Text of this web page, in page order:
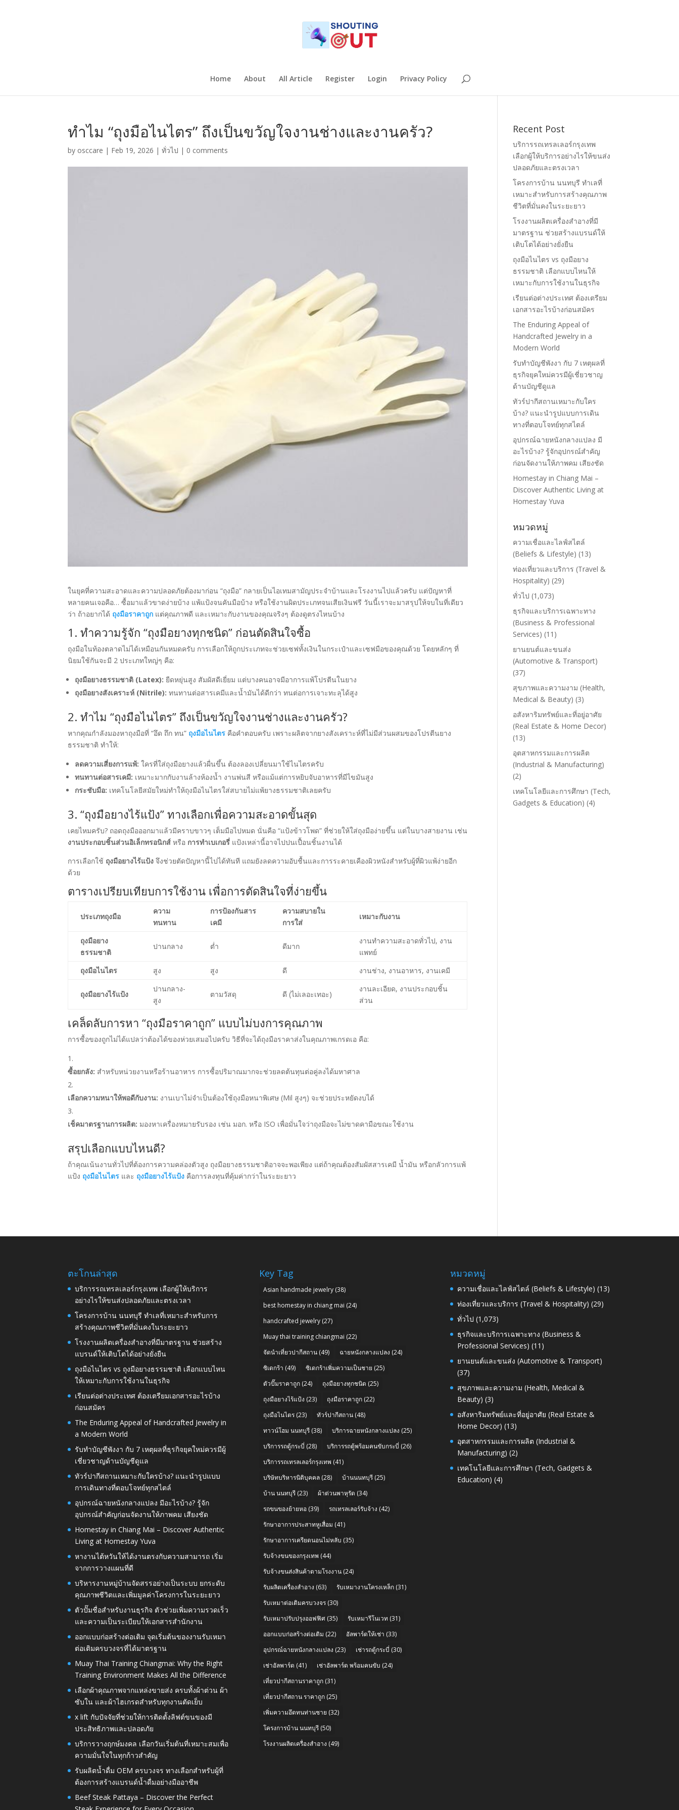
Home About All Article Register Login Privacy Policy
ทำไม “ถุงมือไนไตร” ถึงเป็นขวัญใจงานช่างและงานครัว?
by osccare | Feb 19, 2026 |ทั่วไป | 0 comments
ในยุคที่ความสะอาดและความปลอดภัยต้องมาก่อน “ถุงมือ” กลายเป็นไอเทมสามัญประจำบ้านและโรงงานไปแล้วครับ แต่ปัญหาที่
หลายคนเจอคือ… ซื้อมาแล้วขาดง่ายบ้าง แพ้แป้งจนคันมือบ้าง หรือใช้งานผิดประเภทจนเสียเงินฟรี วันนี้เราจะมาสรุปให้จบในที่เดียว
ว่า ถ้าอยากได้ ถุงมือราคาถูก แต่คุณภาพดี และเหมาะกับงานของคุณจริงๆ ต้องดูตรงไหนบ้าง
1. ทำความรู้จัก “ถุงมือยางทุกชนิด” ก่อนตัดสินใจซื้อ
ถุงมือในท้องตลาดไม่ได้เหมือนกันหมดครับ การเลือกให้ถูกประเภทจะช่วยเซฟทั้งเงินในกระเป๋าและเซฟมือของคุณด้วย โดยหลักๆ ที่
นิยมใช้กันจะมี 2 ประเภทใหญ่ๆ คือ:
ถุงมือยางธรรมชาติ (Latex): ยืดหยุ่นสูง สัมผัสดีเยี่ยม แต่บางคนอาจมีอาการแพ้โปรตีนในยาง
ถุงมือยางสังเคราะห์ (Nitrile): ทนทานต่อสารเคมีและน้ำมันได้ดีกว่า ทนต่อการเจาะทะลุได้สูง
2. ทำไม “ถุงมือไนไตร” ถึงเป็นขวัญใจงานช่างและงานครัว?
หากคุณกำลังมองหาถุงมือที่ “อึด ถึก ทน” ถุงมือไนไตร คือคำตอบครับ เพราะผลิตจากยางสังเคราะห์ที่ไม่มีส่วนผสมของโปรตีนยาง
ธรรมชาติ ทำให้:
ลดความเสี่ยงการแพ้: ใครที่ใส่ถุงมือยางแล้วผื่นขึ้น ต้องลองเปลี่ยนมาใช้ไนไตรครับ
ทนทานต่อสารเคมี: เหมาะมากกับงานล้างห้องน้ำ งานพ่นสี หรือแม้แต่การหยิบจับอาหารที่มีไขมันสูง
กระชับมือ: เทคโนโลยีสมัยใหม่ทำให้ถุงมือไนไตรใส่สบายไม่แพ้ยางธรรมชาติเลยครับ
3. “ถุงมือยางไร้แป้ง” ทางเลือกเพื่อความสะอาดขั้นสุด
เคยไหมครับ? ถอดถุงมือออกมาแล้วมีคราบขาวๆ เต็มมือไปหมด นั่นคือ “แป้งข้าวโพด” ที่ช่วยให้ใส่ถุงมือง่ายขึ้น แต่ในบางสายงาน เช่น
งานประกอบชิ้นส่วนอิเล็กทรอนิกส์ หรือ การทำเบเกอรี่ แป้งเหล่านี้อาจไปปนเปื้อนชิ้นงานได้
การเลือกใช้ ถุงมือยางไร้แป้ง จึงช่วยตัดปัญหานี้ไปได้ทันที แถมยังลดความอับชื้นและการระคายเคืองผิวหนังสำหรับผู้ที่ผิวแพ้ง่ายอีก
ด้วย
ตารางเปรียบเทียบการใช้งาน เพื่อการตัดสินใจที่ง่ายขึ้น
ประเภทถุงมือ
ความ
ทนทาน
การป้องกันสาร
เคมี
ความสบายใน
การใส่
เหมาะกับงาน
ถุงมือยาง
ธรรมชาติ
ปานกลาง ต่ำ ดีมาก
งานทำความสะอาดทั่วไป, งาน
แพทย์
ถุงมือไนไตร
สูง สูง ดี งานช่าง, งานอาหาร, งานเคมี
ถุงมือยางไร้แป้ง
ปานกลาง-
สูง
ตามวัสดุ ดี (ไม่เลอะเทอะ)
งานละเอียด, งานประกอบชิ้น
ส่วน
เคล็ดลับการหา “ถุงมือราคาถูก” แบบไม่บงการคุณภาพ
การซื้อของถูกไม่ได้แปลว่าต้องได้ของห่วยเสมอไปครับ วิธีที่จะได้ถุงมือราคาส่งในคุณภาพเกรดเอ คือ:
ซื้อยกลัง: สำหรับหน่วยงานหรือร้านอาหาร การซื้อปริมาณมากจะช่วยลดต้นทุนต่อคู่ลงได้มหาศาล
เลือกความหนาให้พอดีกับงาน: งานเบาไม่จำเป็นต้องใช้ถุงมือหนาพิเศษ (Mil สูงๆ) จะช่วยประหยัดงบได้
เช็คมาตรฐานการผลิต: มองหาเครื่องหมายรับรอง เช่น มอก. หรือ ISO เพื่อมั่นใจว่าถุงมือจะไม่ขาดคามือขณะใช้งาน
สรุปเลือกแบบไหนดี?
ถ้าคุณเน้นงานทั่วไปที่ต้องการความคล่องตัวสูง ถุงมือยางธรรมชาติอาจจะพอเพียง แต่ถ้าคุณต้องสัมผัสสารเคมี น้ำมัน หรือกลัวการแพ้
แป้ง ถุงมือไนไตร และ ถุงมือยางไร้แป้ง คือการลงทุนที่คุ้มค่ากว่าในระยะยาว
Recent Post
บริการรถเทรลเลอร์กรุงเทพ
เลือกผู้ให้บริการอย่างไรให้ขนส่ง
ปลอดภัยและตรงเวลา
โครงการบ้าน นนทบุรี ทำเลที่
เหมาะสำหรับการสร้างคุณภาพ
ชีวิตที่มั่นคงในระยะยาว
โรงงานผลิตเครื่องสำอางที่มี
มาตรฐาน ช่วยสร้างแบรนด์ให้
เติบโตได้อย่างยั่งยืน
ถุงมือไนไตร vs ถุงมือยาง
ธรรมชาติ เลือกแบบไหนให้
เหมาะกับการใช้งานในธุรกิจ
เรียนต่อต่างประเทศ ต้องเตรียม
เอกสารอะไรบ้างก่อนสมัคร
The Enduring Appeal of
Handcrafted Jewelry in a
Modern World
รับทำบัญชีพังงา กับ 7 เหตุผลที่
ธุรกิจยุคใหม่ควรมีผู้เชี่ยวชาญ
ด้านบัญชีดูแล
ทัวร์ปากีสถานเหมาะกับใคร
บ้าง? แนะนำรูปแบบการเดิน
ทางที่ตอบโจทย์ทุกสไตล์
อุปกรณ์ฉายหนังกลางแปลง มี
อะไรบ้าง? รู้จักอุปกรณ์สำคัญ
ก่อนจัดงานให้ภาพคม เสียงชัด
Homestay in Chiang Mai –
Discover Authentic Living at
Homestay Yuva
หมวดหมู่
ความเชื่อและไลฟ์สไตล์
(Beliefs & Lifestyle) (13)
ท่องเที่ยวและบริการ (Travel &
Hospitality) (29)
ทั่วไป (1,073)
ธุรกิจและบริการเฉพาะทาง
(Business & Professional
Services) (11)
ยานยนต์และขนส่ง
(Automotive & Transport)
(37)
สุขภาพและความงาม (Health,
Medical & Beauty) (3)
อสังหาริมทรัพย์และที่อยู่อาศัย
(Real Estate & Home Decor)
(13)
อุตสาหกรรมและการผลิต
(Industrial & Manufacturing)
(2)
เทคโนโลยีและการศึกษา (Tech,
Gadgets & Education) (4)
ตะโกนล่าสุด
บริการรถเทรลเลอร์กรุงเทพ เลือกผู้ให้บริการ
อย่างไรให้ขนส่งปลอดภัยและตรงเวลา
โครงการบ้าน นนทบุรี ทำเลที่เหมาะสำหรับการ
สร้างคุณภาพชีวิตที่มั่นคงในระยะยาว
โรงงานผลิตเครื่องสำอางที่มีมาตรฐาน ช่วยสร้าง
แบรนด์ให้เติบโตได้อย่างยั่งยืน
ถุงมือไนไตร vs ถุงมือยางธรรมชาติ เลือกแบบไหน
ให้เหมาะกับการใช้งานในธุรกิจ
เรียนต่อต่างประเทศ ต้องเตรียมเอกสารอะไรบ้าง
ก่อนสมัคร
The Enduring Appeal of Handcrafted Jewelry in
a Modern World
รับทำบัญชีพังงา กับ 7 เหตุผลที่ธุรกิจยุคใหม่ควรมีผู้
เชี่ยวชาญด้านบัญชีดูแล
ทัวร์ปากีสถานเหมาะกับใครบ้าง? แนะนำรูปแบบ
การเดินทางที่ตอบโจทย์ทุกสไตล์
อุปกรณ์ฉายหนังกลางแปลง มีอะไรบ้าง? รู้จัก
อุปกรณ์สำคัญก่อนจัดงานให้ภาพคม เสียงชัด
Homestay in Chiang Mai – Discover Authentic
Living at Homestay Yuva
หางานไต้หวันให้ได้งานตรงกับความสามารถ เริ่ม
จากการวางแผนที่ดี
บริหารงานหมู่บ้านจัดสรรอย่างเป็นระบบ ยกระดับ
คุณภาพชีวิตและเพิ่มมูลค่าโครงการในระยะยาว
ตัวปั๊มชื่อสำหรับงานธุรกิจ ตัวช่วยเพิ่มความรวดเร็ว
และความเป็นระเบียบให้เอกสารสำนักงาน
ออกแบบก่อสร้างต่อเติม จุดเริ่มต้นของงานรับเหมา
ต่อเติมครบวงจรที่ได้มาตรฐาน
Muay Thai Training Chiangmai: Why the Right
Training Environment Makes All the Difference
เลือกผ้าคุณภาพจากแหล่งขายส่ง ครบทั้งผ้าต่วน ผ้า
ซับใน และผ้าไฮเกรดสำหรับทุกงานตัดเย็บ
x lift กับปัจจัยที่ช่วยให้การติดตั้งลิฟต์ขนของมี
ประสิทธิภาพและปลอดภัย
บริการวางฤกษ์มงคล เลือกวันเริ่มต้นที่เหมาะสมเพื่อ
ความมั่นใจในทุกก้าวสำคัญ
รับผลิตน้ำดื่ม OEM ครบวงจร ทางเลือกสำหรับผู้ที่
ต้องการสร้างแบรนด์น้ำดื่มอย่างมืออาชีพ
Beef Steak Pattaya – Discover the Perfect
Key Tag
Asian handmade jewelry(38)
best homestay in chiang mai (24)
handcrafted jewelry(27)
Muay thai training chiangmai (22)
จัดนำเที่ยวปากีสถาน(49) ฉายหนังกลางแปลง (24)
ซิเดกร้า (49) ซิเดกร้าเพิ่มความเป็นชาย (25)
ตัวปั๊มราคาถูก(24) ถุงมือยางทุกชนิด (25)
ถุงมือยางไร้แป้ง (23) ถุงมือราคาถูก(22)
ถุงมือไนไตร(23) ทัวร์ปากีสถาน(48)
ทาวน์โฮม นนทบุรี(38) บริการฉายหนังกลางแปลง (25)
บริการรถตู้กระบี่ (28) บริการรถตู้พร้อมคนขับกระบี่ (26)
บริการรถเทรลเลอร์กรุงเทพ (41)
บริษัทบริหารนิติบุคคล(28) บ้านนนทบุรี(25)
บ้าน นนทบุรี(23) ผ้าต่วนพาหุรัด (34)
รถขนของย้ายหอ(39) รถเทรลเลอร์รับจ้าง (42)
รักษาอาการประสาทหูเสื่อม (41)
รักษาอาการเครียดนอนไม่หลับ (35)
รับจ้างขนของกรุงเทพ (44)
รับจ้างขนส่งสินค้าตามโรงงาน(24)
รับผลิตเครื่องสำอาง (63) รับเหมางานโครงเหล็ก(31)
รับเหมาต่อเติมครบวงจร(30)
รับเหมาปรับปรุงออฟฟิศ(35) รับเหมารีโนเวท (31)
ออกแบบก่อสร้างต่อเติม (22) อัลพาร์ดให้เช่า (33)
อุปกรณ์ฉายหนังกลางแปลง (23) เช่ารถตู้กระบี่ (30)
เช่าอัลพาร์ด (41) เช่าอัลพาร์ด พร้อมคนขับ (24)
เที่ยวปากีสถานราคาถูก(31)
เที่ยวปากีสถาน ราคาถูก(25)
เพิ่มความอึดทนท่านชาย (32)
โครงการบ้าน นนทบุรี(50)
โรงงานผลิตเครื่องสำอาง (49)
หมวดหมู่
ความเชื่อและไลฟ์สไตล์ (Beliefs & Lifestyle) (13)
ท่องเที่ยวและบริการ (Travel & Hospitality) (29)
ทั่วไป (1,073)
ธุรกิจและบริการเฉพาะทาง (Business &
Professional Services) (11)
ยานยนต์และขนส่ง (Automotive & Transport)
(37)
สุขภาพและความงาม (Health, Medical &
Beauty) (3)
อสังหาริมทรัพย์และที่อยู่อาศัย (Real Estate &
Home Decor) (13)
อุตสาหกรรมและการผลิต (Industrial &
Manufacturing) (2)
เทคโนโลยีและการศึกษา (Tech, Gadgets &
Education) (4)